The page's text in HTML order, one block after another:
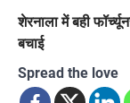
शेरनाला में बही
बचाई
Spread the love